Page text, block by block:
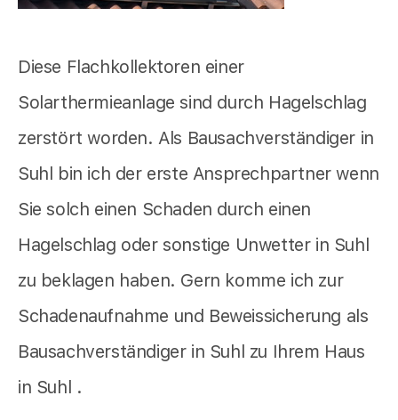
Diese Flachkollektoren einer
Solarthermieanlage sind durch Hagelschlag
zerstört worden. Als Bausachverständiger in
Suhl bin ich der erste Ansprechpartner wenn
Sie solch einen Schaden durch einen
Hagelschlag oder sonstige Unwetter in Suhl
zu beklagen haben. Gern komme ich zur
Schadenaufnahme und Beweissicherung als
Bausachverständiger in Suhl zu Ihrem Haus
in Suhl .